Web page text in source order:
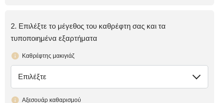
2. Επιλέξτε το μέγεθος του καθρέφτη σας και τα
τυποποιημένα εξαρτήματα
Καθρέφτης μακιγιάζ
έλλειψη
Επιλέξτε
Αξεσουάρ καθαρισμού